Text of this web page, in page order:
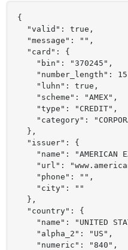
{
  "valid": true,
  "message": "",
  "card": {
    "bin": "370245",
"number_length":
    "luhn": true,
    "scheme": "AMEX",
    "type": "CREDIT",
"category":
  },
  "issuer": {
"name": "AMERICAN
"url":
    "phone": "",
    "city": ""
  },
  "country": {
"name": "UNITED
    "alpha_2": "US",
    "numeric": "840",